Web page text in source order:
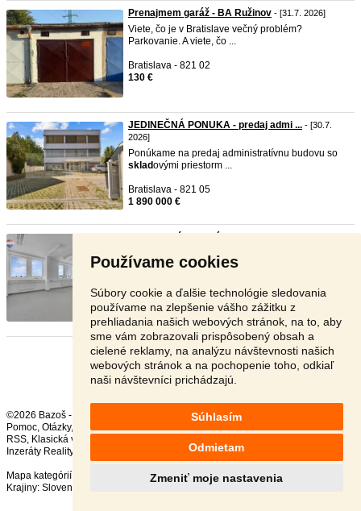
Používame cookies
Súbory cookie a ďalšie technológie sledovania
používame na zlepšenie vášho zážitku z
prehliadania našich webových stránok, na to, aby
sme vám zobrazovali prispôsobený obsah a
cielené reklamy, na analýzu návštevnosti našich
webových stránok a na pochopenie toho, odkiaľ
naši návštevníci prichádzajú.
Súhlasím
Odmietam
Zmeniť moje nastavenia
Prenajmem garáž - BA Ružinov - [31.7. 2026]
Viete, čo je v Bratislave večný problém?
Parkovanie. A viete, čo ...
Bratislava - 821 02
130 €
JEDINEČNÁ PONUKA - predaj admi ... - [30.7.
2026]
Ponúkame na predaj administratívnu budovu so
skladovými priestorm ...
Bratislava - 821 05
1 890 000 €
Pestovateľská ulica – Ponúkame na prenájom
samostatný kancelársky ...
Bratislava - 821 01
Stránka:Predošlá 1 2 Ďalšia
©2026 Bazoš -
Pomoc, Otázky, Hodnotenie
RSS,
Inzeráty Reality celkom:
, za 24 hodín:5293
Mapa kategórií
Najvyhľadávanejšie výrazy
Krajiny: Slovensko Rakúsko